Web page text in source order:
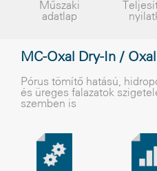
Műszaki
adatlap
MC-Oxal Dry-In /
Pórus tömítõ hatású,
és üreges falazatok
szemben is